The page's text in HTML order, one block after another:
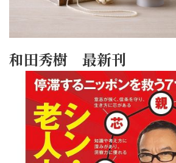
和田秀樹 最新刊